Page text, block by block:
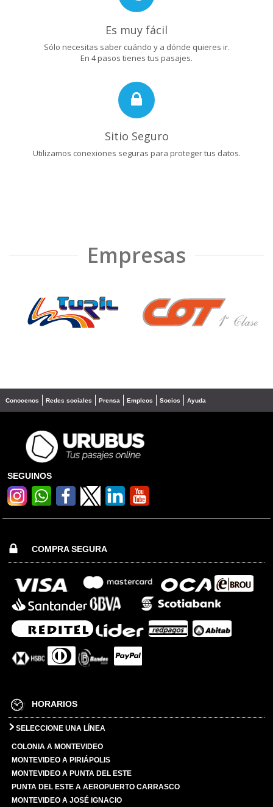
Es muy fácil
Sólo necesitas saber cuándo y a dónde quieres ir.
En 4 pasos tienes tus pasajes.
Sitio Seguro
Utilizamos conexiones seguras para proteger tus datos.
Empresas
❮ ❯
Conocenos Redes sociales Prensa Empleos Socios Ayuda
SEGUINOS
COMPRA SEGURA
HORARIOS
SELECCIONE UNA LÍNEA
COLONIA A MONTEVIDEO
MONTEVIDEO A PIRIÁPOLIS
MONTEVIDEO A PUNTA DEL ESTE
PUNTA DEL ESTE A AEROPUERTO CARRASCO
MONTEVIDEO A JOSÉ IGNACIO